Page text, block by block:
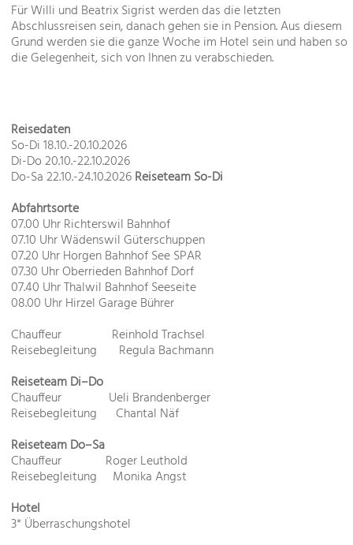
Für Willi und Beatrix Sigrist werden das die letzten
Abschlussreisen sein, danach gehen sie in Pension. Aus diesem
Grund werden sie die ganze Woche im Hotel sein und haben so
die Gelegenheit, sich von Ihnen zu verabschieden.
Reisedaten
So-Di 18.10.-20.10.2026
Di-Do 20.10.-22.10.2026
Do-Sa 22.10.-24.10.2026
Abfahrtsorte
07.00 Uhr Richterswil Bahnhof
07.10 Uhr Wädenswil Güterschuppen
07.20 Uhr Horgen Bahnhof See SPAR
07.30 Uhr Oberrieden Bahnhof Dorf
07.40 Uhr Thalwil Bahnhof Seeseite
08.00 Uhr Hirzel Garage Bührer
Reiseteam So-Di
Chauffeur Reinhold Trachsel
Reisebegleitung Regula Bachmann
Reiseteam Di–Do
Chauffeur Ueli Brandenberger
Reisebegleitung Chantal Näf
Reiseteam Do–Sa
Chauffeur Roger Leuthold
Reisebegleitung Monika Angst
Hotel
3* Überraschungshotel